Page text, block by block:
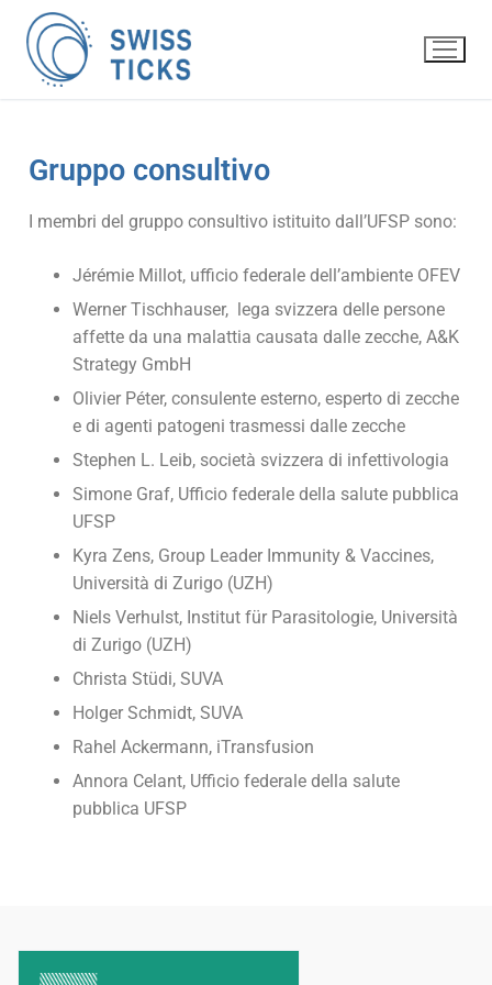
Gruppo consultivo
I membri del gruppo consultivo istituito dall’UFSP sono:
Jérémie Millot, ufficio federale dell’ambiente OFEV
Werner Tischhauser, lega svizzera delle persone
affette da una malattia causata dalle zecche, A&K
Strategy GmbH
Olivier Péter, consulente esterno, esperto di zecche
e di agenti patogeni trasmessi dalle zecche
Stephen L. Leib, società svizzera di infettivologia
Simone Graf, Ufficio federale della salute pubblica
UFSP
Kyra Zens, Group Leader Immunity & Vaccines,
Università di Zurigo (UZH)
Niels Verhulst, Institut für Parasitologie, Università
di Zurigo (UZH)
Christa Stüdi, SUVA
Holger Schmidt, SUVA
Rahel Ackermann, iTransfusion
Annora Celant, Ufficio federale della salute
pubblica UFSP